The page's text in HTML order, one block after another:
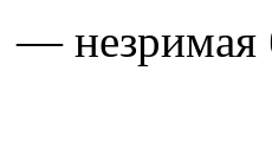
— незримая